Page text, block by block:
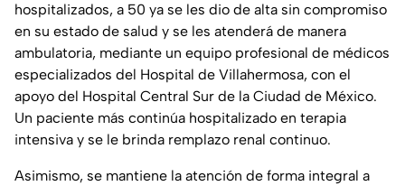
hospitalizados, a 50 ya se les dio de alta sin compromiso
en su estado de salud y se les atenderá de manera
ambulatoria, mediante un equipo profesional de médicos
especializados del Hospital de Villahermosa, con el
apoyo del Hospital Central Sur de la Ciudad de México.
Un paciente más continúa hospitalizado en terapia
intensiva y se le brinda remplazo renal continuo.
Asimismo, se mantiene la atención de forma integral a